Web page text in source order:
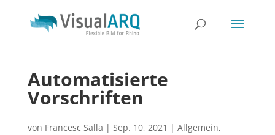
Automatisierte
Vorschriften
von Francesc Salla | Sep. 10, 2021 | Allgemein,